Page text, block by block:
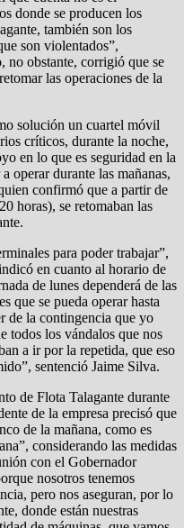
donde se producen los
también son los
son violentados”,
no obstante, corrigió que se
las operaciones de la
solución un cuartel móvil
críticos, durante la noche,
en lo que es seguridad en la
operar durante las mañanas,
confirmó que a partir de
horas), se retomaban las
para poder trabajar”,
en cuanto al horario de
de lunes dependerá de las
que se pueda operar hasta
de la contingencia que yo
todos los vándalos que nos
a ir por la repetida, que eso
sentenció Jaime Silva.
de Flota Talagante durante
de la empresa precisó que
de la mañana, como es
considerando las medidas
con el Gobernador
nosotros tenemos
pero nos aseguran, por lo
donde están nuestras